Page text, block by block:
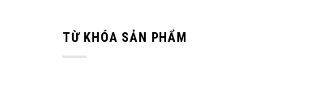
TỪ KHÓA SẢN PHẨM